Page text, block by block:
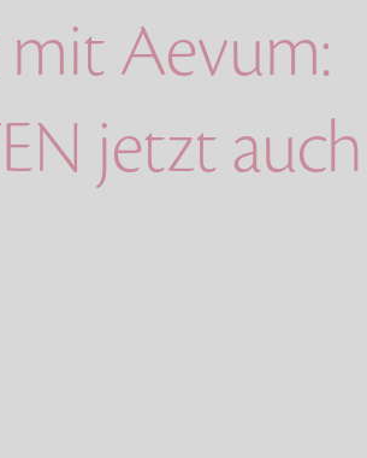
Aevum:
jetzt